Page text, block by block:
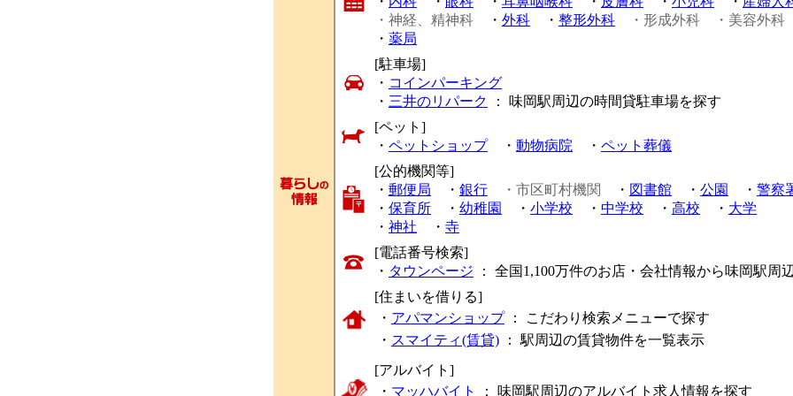
・神経、精神科 ・ 外科 ・ 整形外科 ・形成外科
・美容外科
・ 薬局
[駐車場]
・ コインパーキング
・ 三井のリパーク
： 味岡駅周辺の時間貸駐車場を探す
[ペット]
・ ペットショップ・ 動物病院 ・ ペット葬儀
[公的機関等]
・ 郵便局 ・ 銀行 ・市区町村機関 ・ 図書館 ・ 公園 ・ 警察
・ 保育所 ・ 幼稚園 ・ 小学校 ・ 中学校 ・ 高校 ・ 大学
・ 神社 ・ 寺
[電話番号検索]
・ タウンページ ： 全国1,100万件のお店・会社情報から味岡駅周
[住まいを借りる]
・ アパマンショップ： こだわり検索メニューで探す
・ スマイティ(賃貸) ： 駅周辺の賃貸物件を一覧表示
[アルバイト]
・ マッハバイト ： 味岡駅周辺のアルバイト求人情報を探す